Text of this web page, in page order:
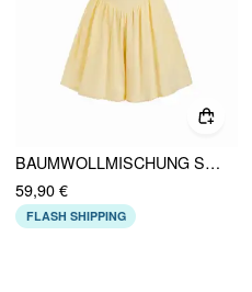
BAUMWOLLMISCHUNG SWEETHEART TEXTURIERTER RAFFUNG SPITZENBESATZ STRAMPLER
59,90 €
FLASH SHIPPING